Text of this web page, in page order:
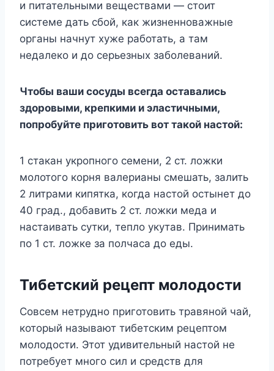
и питательными веществами — стоит
системе дать сбой, как жизненноважные
органы начнут хуже работать, а там
недалеко и до серьезных заболеваний.
Чтобы ваши сосуды всегда оставались
здоровыми, крепкими и эластичными,
попробуйте приготовить вот такой настой:
1 стакан укропного семени, 2 ст. ложки
молотого корня валерианы смешать, залить
2 литрами кипятка, когда настой остынет до
40 град., добавить 2 ст. ложки меда и
настаивать сутки, тепло укутав. Принимать
по 1 ст. ложке за полчаса до еды.
Тибетский рецепт молодости
Совсем нетрудно приготовить травяной чай,
который называют тибетским рецептом
молодости. Этот удивительный настой не
потребует много сил и средств для